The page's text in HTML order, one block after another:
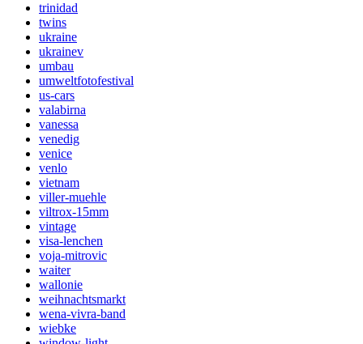
trinidad
twins
ukraine
ukrainev
umbau
umweltfotofestival
us-cars
valabirna
vanessa
venedig
venice
venlo
vietnam
viller-muehle
viltrox-15mm
vintage
visa-lenchen
voja-mitrovic
waiter
wallonie
weihnachtsmarkt
wena-vivra-band
wiebke